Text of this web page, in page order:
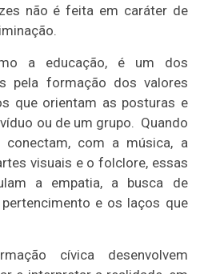
não é feita em caráter de
a educação, é um dos
pela formação dos valores
que orientam as posturas e
ou de um grupo. Quando
com a música, a
visuais e o folclore, essas
a empatia, a busca de
e os laços que
cívica desenvolvem